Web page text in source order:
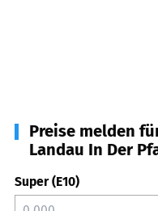
Preise melden
Landau In Der
Super (E10)